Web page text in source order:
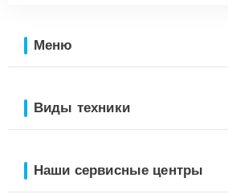
Меню
Виды техники
Наши сервисные центры